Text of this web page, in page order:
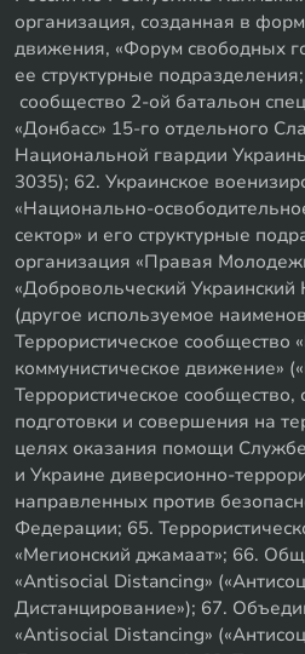
организация, созданная в
движения, «Форум свободных
ее структурные
сообщество 2-ой батальон
«Донбасс» 15-го отдельного
Национальной гвардии
3035); 62. Украинское
«Национально-
сектор» и его структурные
организация «Правая
«Добровольческий
(другое используемое
Террористическое сообщество
коммунистическое движение»
Террористическое сообщество,
подготовки и совершения на
целях оказания помощи
и Украине диверсионно-
направленных против
Федерации; 65.
«Мегионский джамаат»; 66.
«Antisocial Distancing»
Дистанцирование»); 67.
«Antisocial Distancing»